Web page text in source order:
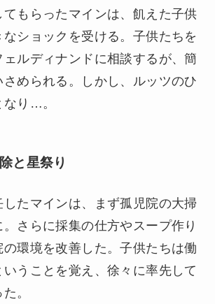
もらったマインは、飢えた子供
ショックを受ける。子供たちを
ルディナンドに相談するが、簡
められる。しかし、ルッツのひ
なり…。
と星祭り
たマインは、まず孤児院の大掃
さらに採集の仕方やスープ作り
の環境を改善した。子供たちは働
うことを覚え、徐々に率先して
。